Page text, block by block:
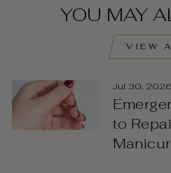
YOU MAY
VIEW
Jul 30, 2026
to